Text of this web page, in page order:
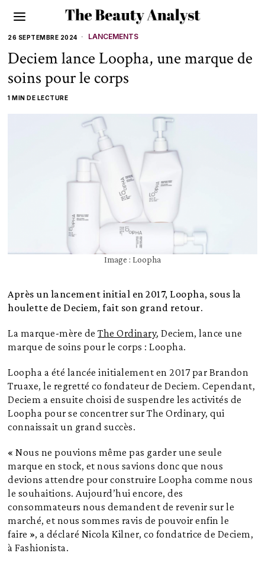
26 SEPTEMBRE 2024 LANCEMENTS
Deciem lance Loopha, une marque de
soins pour le corps
1 MIN DE LECTURE
Image : Loopha
Après un lancement initial en 2017, Loopha, sous la
houlette de Deciem, fait son grand retour.
La marque-mère deThe Ordinary, Deciem, lance une
marque de soins pour le corps : Loopha.
Loopha a été lancée initialement en 2017 par Brandon
Truaxe, le regretté co fondateur de Deciem. Cependant,
Deciem a ensuite choisi de suspendre les activités de
Loopha pour se concentrer sur The Ordinary, qui
connaissait un grand succès.
« Nous ne pouvions même pas garder une seule
marque en stock, et nous savions donc que nous
devions attendre pour construire Loopha comme nous
le souhaitions. Aujourd’hui encore, des
consommateurs nous demandent de revenir sur le
marché, et nous sommes ravis de pouvoir enfin le
faire », a déclaré Nicola Kilner, co fondatrice de Deciem,
à Fashionista.